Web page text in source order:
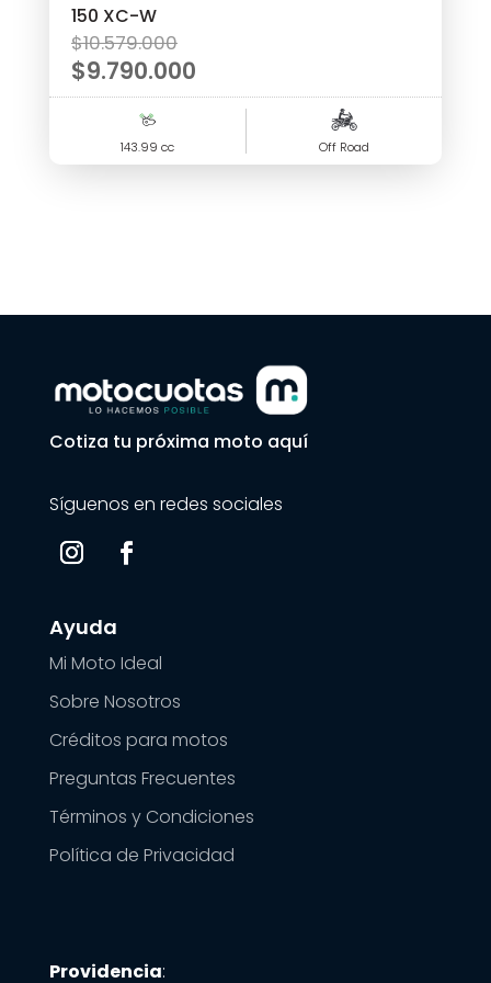
150 XC-W
$10.579.000El
precio
original
$10.579.000.
$9.790.000
El
precio
actual143.99 cc Off Road
Cotiza tu próxima moto aquí
Síguenos en redes sociales
Ayuda
Mi Moto Ideal
Sobre Nosotros
Créditos para motos
Preguntas Frecuentes
Términos y Condiciones
Política de Privacidad
Providencia: